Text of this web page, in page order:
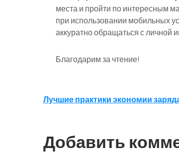
места и пройти по интересным
при использовании мобильных
аккуратно обращаться с
Благодарим за чтение!
Навигация
записям
Лучшие практики экономии
Добавить